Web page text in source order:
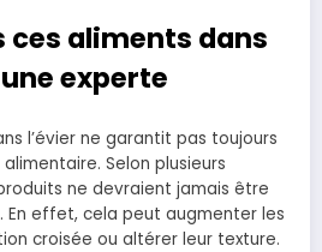
ces aliments dans
experte
l’évier ne garantit pas toujours
Selon plusieurs
ne devraient jamais être
En effet, cela peut augmenter les
croisée ou altérer leur texture.